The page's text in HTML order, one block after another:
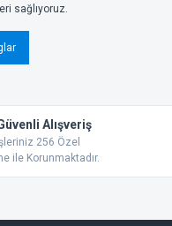
sağlıyoruz.
Alışveriş
256 Özel
ile Korunmaktadır.